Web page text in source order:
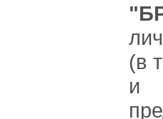
(в
и